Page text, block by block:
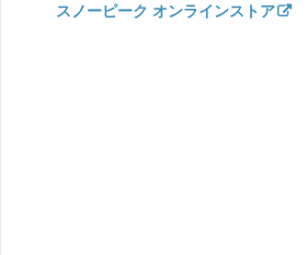
スノーピーク オンラインストア